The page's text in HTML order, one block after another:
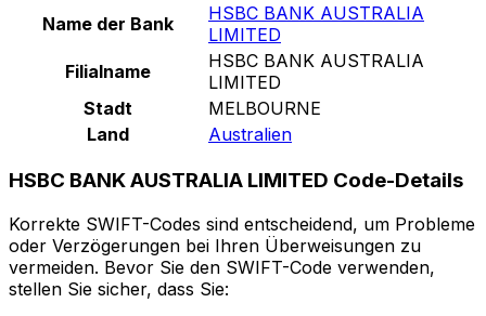
Name der Bank
HSBC BANK AUSTRALIA
LIMITED
Filialname
HSBC BANK AUSTRALIA
LIMITED
Stadt
MELBOURNE
Land
Australien
HSBC BANK AUSTRALIA LIMITED Code-Details
Korrekte SWIFT-Codes sind entscheidend, um Probleme
oder Verzögerungen bei Ihren Überweisungen zu
vermeiden. Bevor Sie den SWIFT-Code verwenden,
stellen Sie sicher, dass Sie: